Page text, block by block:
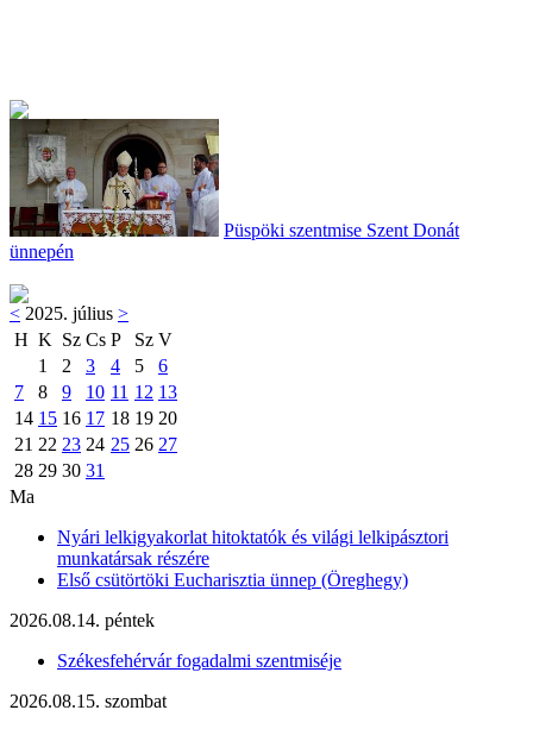
Püspöki szentmise Szent Donát
ünnepén
< 2025. július >
H K Sz Cs P Sz V
1
2 3 4 5
6
7
8 9 10 11 12 13
14 15 16 17 18 19 20
21 22 23 24 25 26 27
28 29 30 31
Ma
Nyári lelkigyakorlat hitoktatók és világi lelkipásztori
munkatársak részére
Első csütörtöki Eucharisztia ünnep (Öreghegy)
2026.08.14. péntek
Székesfehérvár fogadalmi szentmiséje
2026.08.15. szombat